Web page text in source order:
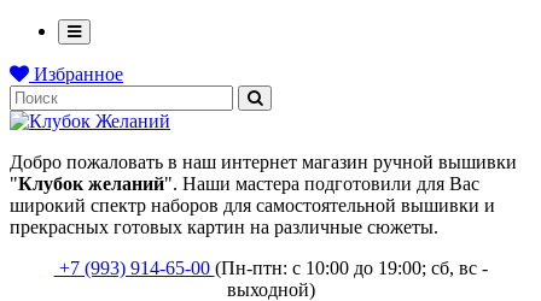
Избранное
Добро пожаловать в наш интернет магазин ручной вышивки
"Клубок желаний". Наши мастера подготовили для Вас
широкий спектр наборов для самостоятельной вышивки и
прекрасных готовых картин на различные сюжеты.
+7 (993) 914-65-00 (Пн-птн: с10:00 до 19:00; сб, вс -
выходной)